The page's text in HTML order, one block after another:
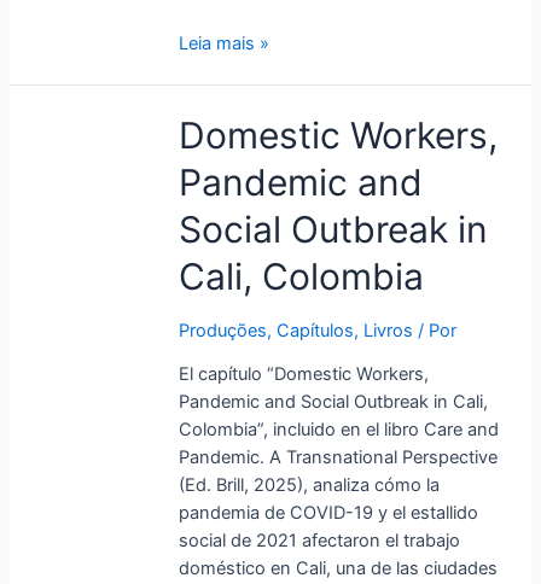
Leia mais »
Domestic Workers,
Pandemic and
Social Outbreak in
Cali, Colombia
Produções,Capítulos, Livros / Por
El capítulo “Domestic Workers,
Pandemic and Social Outbreak in Cali,
Colombia”, incluido en el libro Care and
Pandemic. A Transnational Perspective
(Ed. Brill, 2025), analiza cómo la
pandemia de COVID-19 y el estallido
social de 2021 afectaron el trabajo
doméstico en Cali, una de las ciudades
Domestic
Workers,
Pandemic
Social
Outbreak
in
Cali,
Colombia